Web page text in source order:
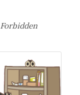
Forbidden